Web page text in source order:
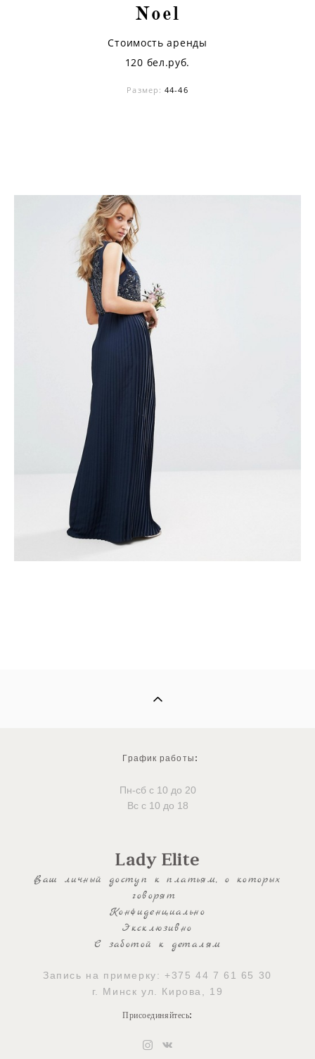
Noel
Стоимость аренды
120 бел.руб.
Размер:44-46
График работы :
Пн-сб с 10 до 20
Вс с 10 до 18
Lady Elite
Ваш личный доступ к платьям, о которых
говорят
Конфиденциально
Эксклюзивно
С заботой к деталям
Запись на примерку: +375 44 7 61 65 30
г. Минск ул. Кирова, 19
Присоединяйтесь: